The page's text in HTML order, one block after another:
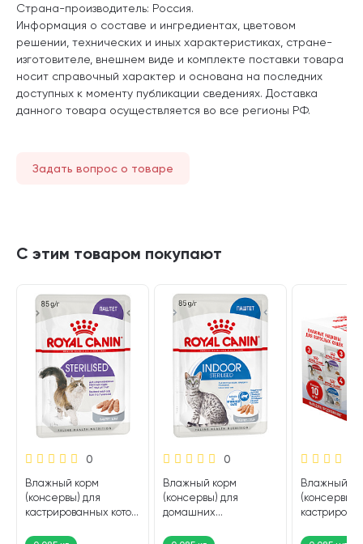
Страна-производитель: Россия.
Информация о составе и ингредиентах, цветовом
решении, технических и иных характеристиках, стране-
изготовителе, внешнем виде и комплекте поставки товара
носит справочный характер и основана на последних
доступных к моменту публикации сведениях. Доставка
данного товара осуществляется во все регионы РФ.
Задать вопрос о товаре
С этим товаром покупают
0
Влажный корм
(консервы) для
кастрированных котов
кошек ROYAL CANIN
0
Влажный корм
(консервы) для
домашних
и стерилизованных
Влажный
(консервы)
кошек